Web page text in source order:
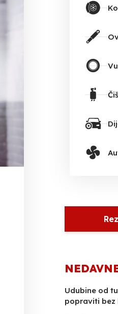
Udubine od
popraviti bez